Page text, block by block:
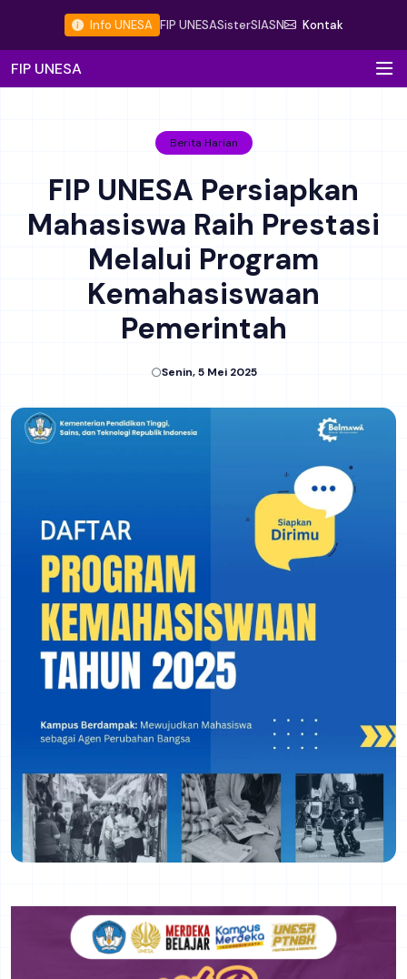
Info UNESA FIP UNESASisterSIASN Kontak
FIP UNESA
Berita Harian
FIP UNESA Persiapkan
Mahasiswa Raih Prestasi
Melalui Program
Kemahasiswaan
Pemerintah
Senin, 5 Mei 2025